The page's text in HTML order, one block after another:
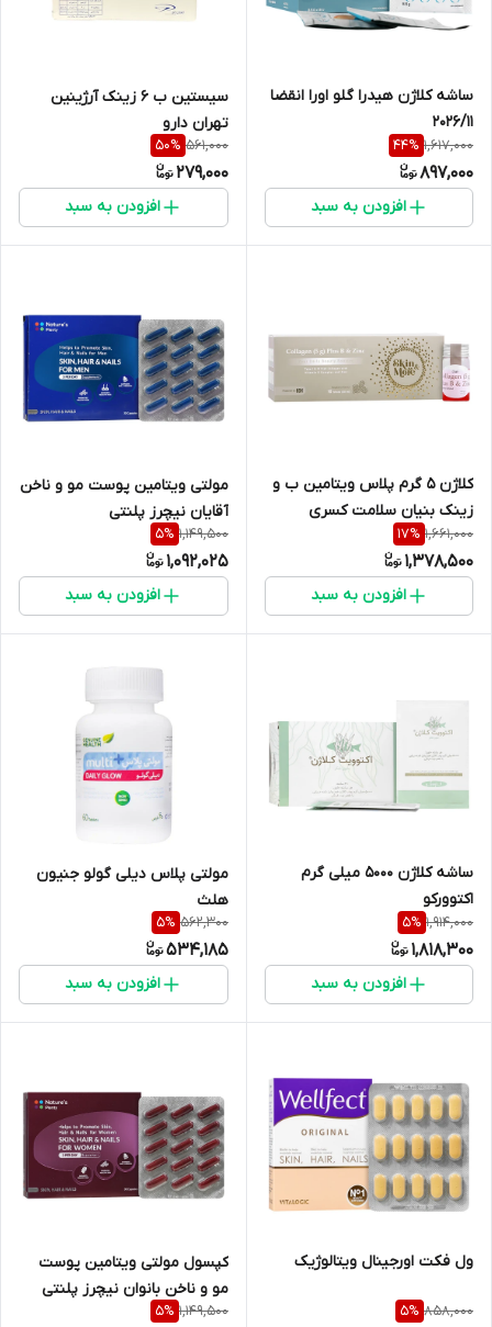
ساشه کلاژن هیدرا گلو اورا انقضا
2026/11
1,617,000
44%
897,000
افزودن به سبد
سیستین ب 6 زینک آرژینین
تهران دارو
561,000
50%
279,000
افزودن به سبد
کلاژن 5 گرم پلاس ویتامین ب و
زینک بنیان سلامت کسری
1,661,000
17%
1,378,500
افزودن به سبد
مولتی ویتامین پوست مو و ناخن
آقایان نیچرز پلنتی
1,149,500
5%
1,092,025
افزودن به سبد
ساشه کلاژن 5000 میلی گرم
اکتوورکو
1,914,000
5%
1,818,300
افزودن به سبد
مولتی پلاس دیلی گولو جنیون
هلث
562,300
5%
534,185
افزودن به سبد
ول فکت اورجینال ویتالوژیک
858,000
5%
کپسول مولتی ویتامین پوست
مو و ناخن بانوان نیچرز پلنتی
1,149,500
5%